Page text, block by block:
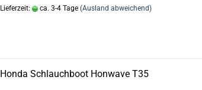
Lieferzeit: ca. 3-4 Tage (Ausland abweichend)
Honda Schlauchboot Honwave T35